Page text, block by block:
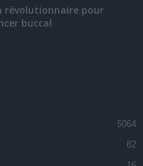
révolutionnaire pour
buccal
5064
82